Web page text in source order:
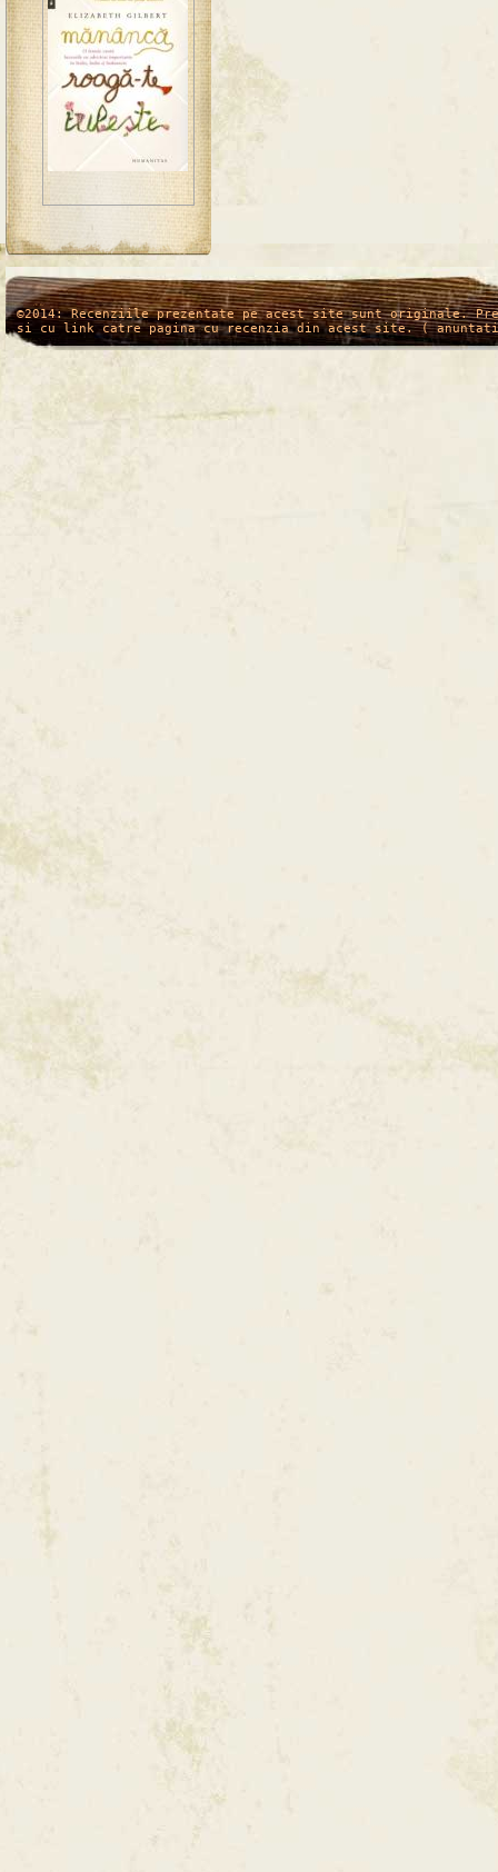
/* */
©2014: Recenziile prezentate pe acest site sunt originale.
si cu link catre pagina cu recenzia din acest site. (